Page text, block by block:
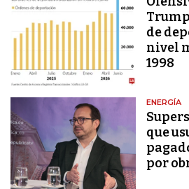
de
nivel
1998
ENERGÍA
que
por